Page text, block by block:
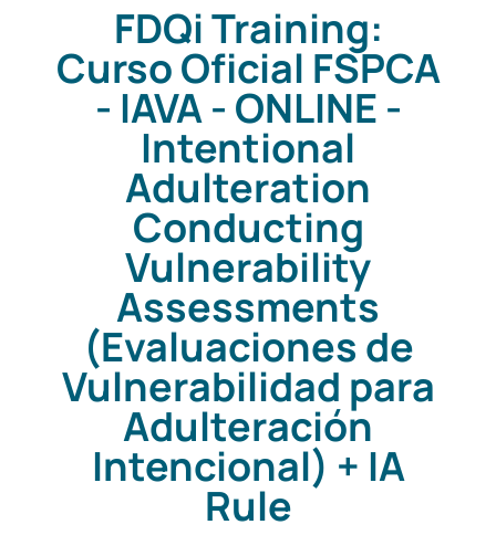
FDQi Training:
Curso Oficial FSPCA
- IAVA - ONLINE -
Intentional
Adulteration
Conducting
Vulnerability
Assessments
(Evaluaciones de
Vulnerabilidad para
Adulteración
Intencional) + IA
Rule